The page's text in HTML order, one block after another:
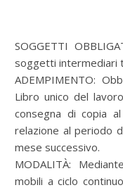
SOGGETTI OBBLIGATI: Datori di lavoro, committenti e
soggetti intermediari
ADEMPIMENTO:
Libro unico del
consegna di copia
relazione al periodo
mese successivo.
MODALITÀ:
mobili a ciclo